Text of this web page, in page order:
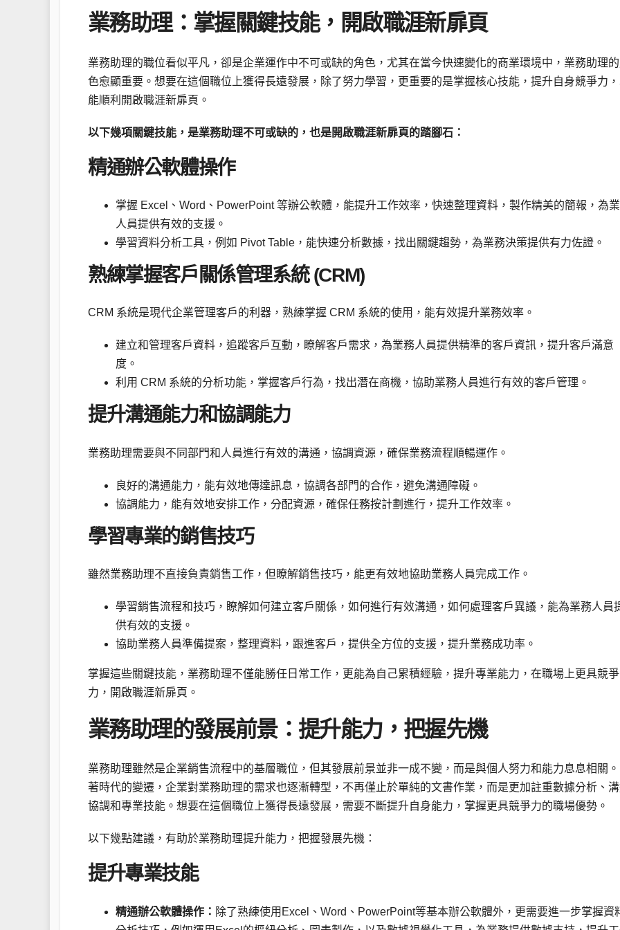
業務助理：掌握關鍵技能，開啟職涯新扉頁
業務助理的職位看似平凡，卻是企業運作中不可或缺的角色，尤其在當今快速變化的商業環境中，業務助理
色愈顯重要。想要在這個職位上獲得長遠發展，除了努力學習，更重要的是掌握核心技能，提升自身競爭力
能順利開啟職涯新扉頁。
以下幾項關鍵技能，是業務助理不可或缺的，也是開啟職涯新扉頁的踏腳石：
精通辦公軟體操作
掌握 Excel、Word、PowerPoint 等辦公軟體，能提升工作效率，快速整理資料，製作精美的簡報，為
人員提供有效的支援。
學習資料分析工具，例如 Pivot Table，能快速分析數據，找出關鍵趨勢，為業務決策提供有力佐證。
熟練掌握客戶關係管理系統 (CRM)
CRM 系統是現代企業管理客戶的利器，熟練掌握 CRM 系統的使用，能有效提升業務效率。
建立和管理客戶資料，追蹤客戶互動，瞭解客戶需求，為業務人員提供精準的客戶資訊，提升客戶滿意
度。
利用 CRM 系統的分析功能，掌握客戶行為，找出潛在商機，協助業務人員進行有效的客戶管理。
提升溝通能力和協調能力
業務助理需要與不同部門和人員進行有效的溝通，協調資源，確保業務流程順暢運作。
良好的溝通能力，能有效地傳達訊息，協調各部門的合作，避免溝通障礙。
協調能力，能有效地安排工作，分配資源，確保任務按計劃進行，提升工作效率。
學習專業的銷售技巧
雖然業務助理不直接負責銷售工作，但瞭解銷售技巧，能更有效地協助業務人員完成工作。
學習銷售流程和技巧，瞭解如何建立客戶關係，如何進行有效溝通，如何處理客戶異議，能為業務人員
供有效的支援。
協助業務人員準備提案，整理資料，跟進客戶，提供全方位的支援，提升業務成功率。
掌握這些關鍵技能，業務助理不僅能勝任日常工作，更能為自己累積經驗，提升專業能力，在職場上更具競爭
力，開啟職涯新扉頁。
業務助理的發展前景：提升能力，把握先機
業務助理雖然是企業銷售流程中的基層職位，但其發展前景並非一成不變，而是與個人努力和能力息息相關
著時代的變遷，企業對業務助理的需求也逐漸轉型，不再僅止於單純的文書作業，而是更加註重數據分析、
協調和專業技能。想要在這個職位上獲得長遠發展，需要不斷提升自身能力，掌握更具競爭力的職場優勢。
以下幾點建議，有助於業務助理提升能力，把握發展先機：
提升專業技能
精通辦公軟體操作： 除了熟練使用Excel、Word、PowerPoint等基本辦公軟體外，更需要進一步掌握資